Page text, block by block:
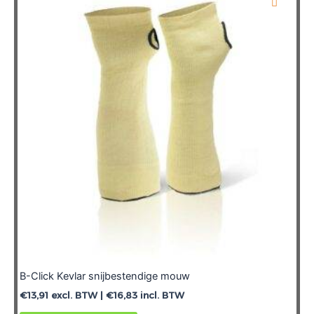
Deze
optie
kan
gekozen
de
productpagina
B-Click Kevlar snijbestendige mouw
€13,91 excl. BTW | €16,83 incl. BTW